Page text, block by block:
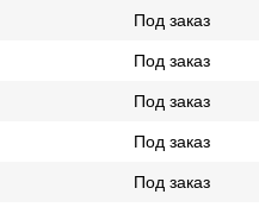
Под заказ
Под заказ
Под заказ
Под заказ
Под заказ